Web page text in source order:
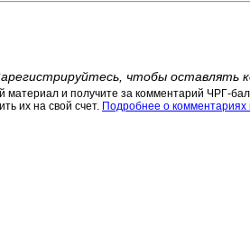
чтобы оставлять
материал и получите за комментарий ЧРГ-
их на свой счет. Подробнее о